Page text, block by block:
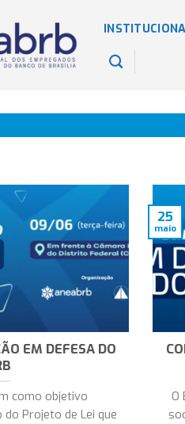
EM DEFESA DO
como objetivo
Projeto de Lei que
O
25
maio